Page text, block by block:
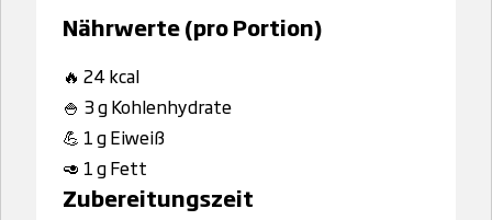
Nährwerte (pro Portion)
🔥 24 kcal
🍚 3 g Kohlenhydrate
💪 1 g Eiweiß
🥑 1 g Fett
Zubereitungszeit